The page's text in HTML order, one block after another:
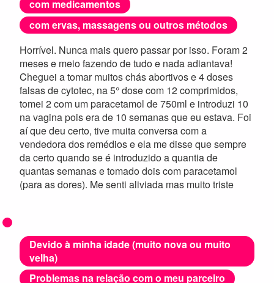
com medicamentos
com ervas, massagens ou outros métodos
Horrível. Nunca mais quero passar por isso. Foram 2
meses e meio fazendo de tudo e nada adiantava!
Cheguei a tomar muitos chás abortivos e 4 doses
falsas de cytotec, na 5° dose com 12 comprimidos,
tomei 2 com um paracetamol de 750ml e introduzi 10
na vagina pois era de 10 semanas que eu estava. Foi
aí que deu certo, tive muita conversa com a
vendedora dos remédios e ela me disse que sempre
da certo quando se é introduzido a quantia de
quantas semanas e tomado dois com paracetamol
(para as dores). Me senti aliviada mas muito triste
Devido à minha idade (muito nova ou muito
velha)
Problemas na relação com o meu parceiro